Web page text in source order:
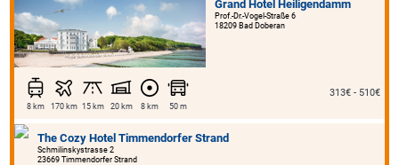
Grand Hotel Heiligendamm
Prof.-Dr.-Vogel-Straße 6
18209 Bad Doberan
8 km 170 km 15 km 20 km 8 km 50 m
313€ - 510€
The Cozy Hotel Timmendorfer Strand
Schmilinskystrasse 2
23669 Timmendorfer Strand